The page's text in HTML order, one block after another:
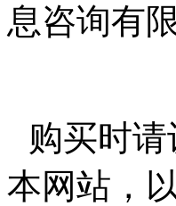
息咨询有
购买时请
本网站，